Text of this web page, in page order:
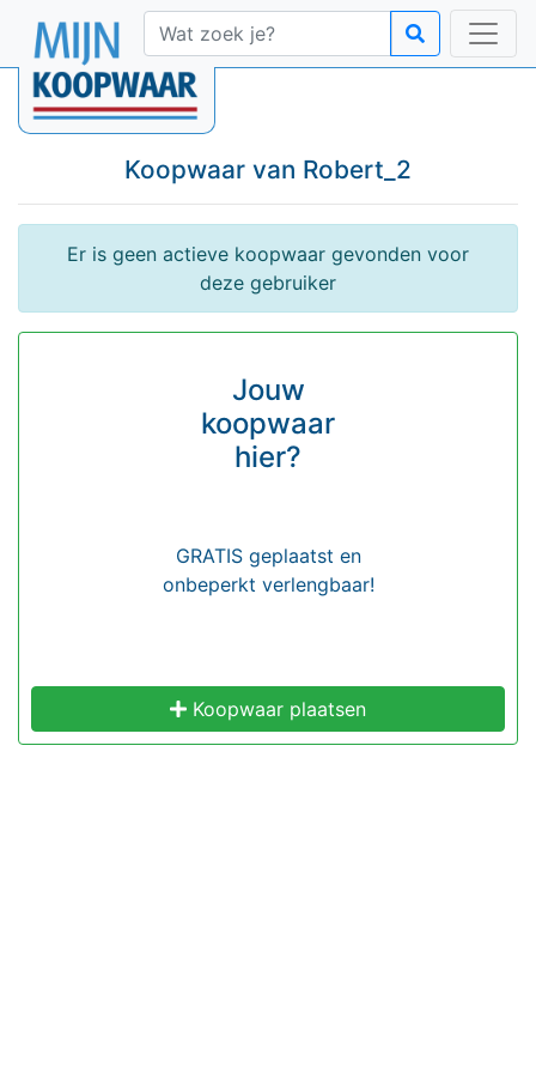
Koopwaar van Robert_2
Er is geen actieve koopwaar gevonden voor
deze gebruiker
Jouw
koopwaar
hier?
GRATIS geplaatst en
onbeperkt verlengbaar!
Koopwaar plaatsen